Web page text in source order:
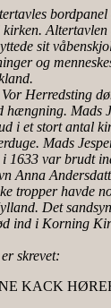
bordpanel
kirken.
sit
og
Herredsting
hængning. Mads
i et stort antal
Mads
1633 var brudt
Anna
tropper havde
Det
ind i Korning
skrevet:
KACK